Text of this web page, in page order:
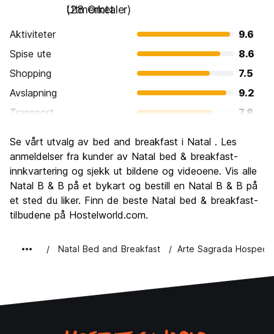
Utmerket
(28 Omtaler)
Aktiviteter
9.6
Spise ute
8.6
Shopping
7.5
Avslapning
9.2
Transport
7.8
Kultur
Feste
8.1
Verdi for pengene
8.7
Se vårt utvalg av bed and breakfast i Natal . Les
anmeldelser fra kunder av Natal bed & breakfast-
innkvartering og sjekk ut bildene og videoene. Vis alle
Natal B & B på et bykart og bestill en Natal B & B på
et sted du liker. Finn de beste Natal bed & breakfast-
tilbudene på Hostelworld.com.
Natal Bed and Breakfast Arte Sagrada